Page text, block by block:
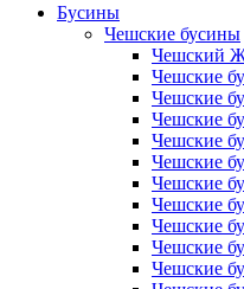
Бусины
Чешские бусины
Чешский
Чешские
Чешские
Чешские
Чешские
Чешские
Чешские
Чешские
Чешские
Чешские
Чешские